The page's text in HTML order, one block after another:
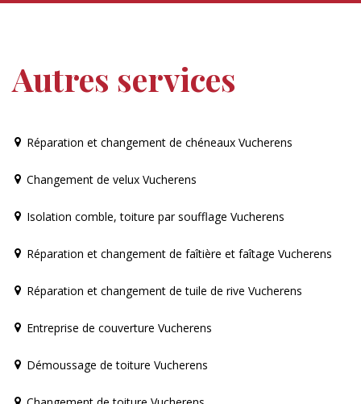
Autres services
Réparation et changement de chéneaux Vucherens
Changement de velux Vucherens
Isolation comble, toiture par soufflage Vucherens
Réparation et changement de faîtière et faîtage Vucherens
Réparation et changement de tuile de rive Vucherens
Entreprise de couverture Vucherens
Démoussage de toiture Vucherens